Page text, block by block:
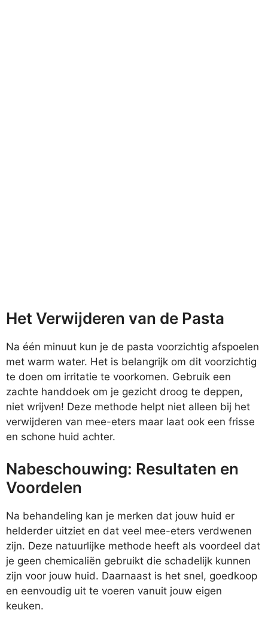
Het Verwijderen van de Pasta
Na één minuut kun je de pasta voorzichtig afspoelen
met warm water. Het is belangrijk om dit voorzichtig
te doen om irritatie te voorkomen. Gebruik een
zachte handdoek om je gezicht droog te deppen,
niet wrijven! Deze methode helpt niet alleen bij het
verwijderen van mee-eters maar laat ook een frisse
en schone huid achter.
Nabeschouwing: Resultaten en
Voordelen
Na behandeling kan je merken dat jouw huid er
helderder uitziet en dat veel mee-eters verdwenen
zijn. Deze natuurlijke methode heeft als voordeel dat
je geen chemicaliën gebruikt die schadelijk kunnen
zijn voor jouw huid. Daarnaast is het snel, goedkoop
en eenvoudig uit te voeren vanuit jouw eigen
keuken.